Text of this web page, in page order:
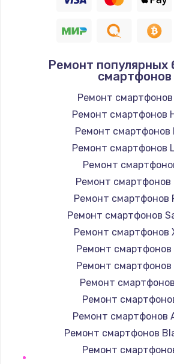
Ремонт популярных
смартфонов
Ремонт
Ремонт смартфонов
Ремонт смартфонов
Ремонт смартфонов
Ремонт
Ремонт смартфонов
Ремонт смартфонов
Ремонт смартфонов
Ремонт смартфонов
Ремонт смартфонов
Ремонт смартфонов
Ремонт
Ремонт
Ремонт смартфонов
Ремонт смартфонов
Ремонт